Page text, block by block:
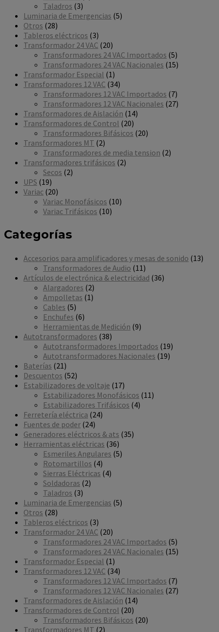
Taladros 33
productos
Luminaria de Emergencias 55
Otros 2828
productos
Tableros eléctricos 33
productos
Transformador 24 VAC 2020
productos
Transformadores 24 VAC Importados 55
productos
Transformadores 24 VAC Nacionales 1515
Transformador Especial 11
producto
Transformadores 12 VAC 3434
productos
Transformadores 12 VAC Importados 77
productos
Transformadores 12 VAC Nacionales 2727
Transformadores de Aislación 1414
Transformadores de Control 2020
productos
Transformadores Bifásicos 2020
Transformadores MT 22
productos
Transformadores de media tension 22
Transformadores trifásicos 22
Secos 22
UPS 1919
productos
Variac 2020
productos
Variac Monofásicos 1010
Variac Trifásicos 1010
Categorías
Accesorios para amplificadores y mesas de sonido 1313
Transformadores de Audio 11 11
productos
Artículos de electrónica & electricidad 3636
Alargadores 22
productos
Ampolletas 1 1
Cables 55
productos
Enchufes 66
productos
Herramientas de Medición 99
Autotransformadores 3838
productos
Autotransformadores Importados 1919
Autotransformadores Nacionales 1919
Baterías 21 21
productos
Descuentos 5252
productos
Estabilizadores de voltaje 1717
productos
Estabilizadores Monofásicos 11 11
Estabilizadores Trifásicos 44
Ferretería eléctrica 2424
Fuentes de poder 2424
productos
Generadores eléctricos & ats 3535
Herramientas eléctricas 3636
productos
Esmeriles Angulares 55
Rotomartillos 44
productos
Sierras Eléctricas 44
Soldadoras 22
Taladros 33
productos
Luminaria de Emergencias 55
Otros 2828
productos
Tableros eléctricos 33
productos
Transformador 24 VAC 2020
productos
Transformadores 24 VAC Importados 55
productos
Transformadores 24 VAC Nacionales 1515
Transformador Especial 1 1
producto
Transformadores 12 VAC 3434
productos
Transformadores 12 VAC Importados 77
productos
Transformadores 12 VAC Nacionales 2727
Transformadores de Aislación 1414
Transformadores de Control 2020
productos
Transformadores Bifásicos 2020
Transformadores MT 22